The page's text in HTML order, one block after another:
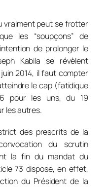
peut se frotter
les “soupçons” de
de prolonger le
Kabila se révèlent
2014, il faut compter
le cap (fatidique
pour les uns, du 19
les autres.
prescrits de la
du scrutin
la fin du mandat du
73 dispose, en effet,
du Président de la